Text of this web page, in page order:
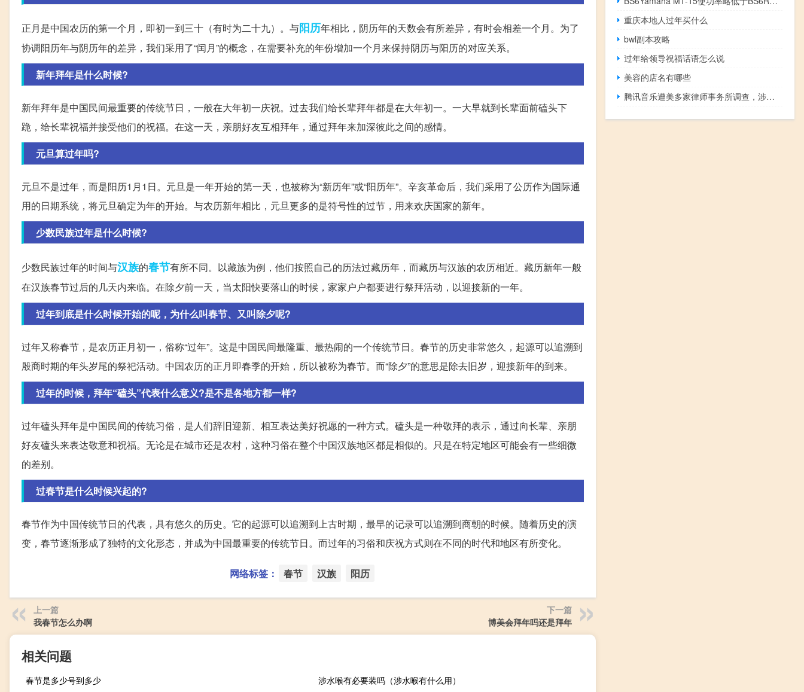
正月是中国农历的第一个月，即初一到三十（有时为二十九）。与阳历年相比，阴历年的天数会有所差异，有时会相差一个月。为了
协调阳历年与阴历年的差异，我们采用了“闰月”的概念，在需要补充的年份增加一个月来保持阴历与阳历的对应关系。
新年拜年是什么时候?
新年拜年是中国民间最重要的传统节日，一般在大年初一庆祝。过去我们给长辈拜年都是在大年初一。一大早就到长辈面前磕头下
跪，给长辈祝福并接受他们的祝福。在这一天，亲朋好友互相拜年，通过拜年来加深彼此之间的感情。
元旦算过年吗?
元旦不是过年，而是阳历1月1日。元旦是一年开始的第一天，也被称为“新历年”或“阳历年”。辛亥革命后，我们采用了公历作为国际通
用的日期系统，将元旦确定为年的开始。与农历新年相比，元旦更多的是符号性的过节，用来欢庆国家的新年。
少数民族过年是什么时候?
少数民族过年的时间与汉族的春节有所不同。以藏族为例，他们按照自己的历法过藏历年，而藏历与汉族的农历相近。藏历新年一般
在汉族春节过后的几天内来临。在除夕前一天，当太阳快要落山的时候，家家户户都要进行祭拜活动，以迎接新的一年。
过年到底是什么时候开始的呢，为什么叫春节、又叫除夕呢?
过年又称春节，是农历正月初一，俗称“过年”。这是中国民间最隆重、最热闹的一个传统节日。春节的历史非常悠久，起源可以追溯到
殷商时期的年头岁尾的祭祀活动。中国农历的正月即春季的开始，所以被称为春节。而“除夕”的意思是除去旧岁，迎接新年的到来。
过年的时候，拜年“磕头”代表什么意义?是不是各地方都一样?
过年磕头拜年是中国民间的传统习俗，是人们辞旧迎新、相互表达美好祝愿的一种方式。磕头是一种敬拜的表示，通过向长辈、亲朋
好友磕头来表达敬意和祝福。无论是在城市还是农村，这种习俗在整个中国汉族地区都是相似的。只是在特定地区可能会有一些细微
的差别。
过春节是什么时候兴起的?
春节作为中国传统节日的代表，具有悠久的历史。它的起源可以追溯到上古时期，最早的记录可以追溯到商朝的时候。随着历史的演
变，春节逐渐形成了独特的文化形态，并成为中国最重要的传统节日。而过年的习俗和庆祝方式则在不同的时代和地区有所变化。
网络标签： 春节 汉族 阳历
上一篇
我春节怎么办啊
下一篇
博美会拜年吗还是拜年
相关问题
春节是多少号到多少 涉水喉有必要装吗（涉水喉有什么用）
重庆本地人过年买什么
bwl副本攻略
过年给领导祝福话语怎么说
美容的店名有哪些
腾讯音乐遭美多家律师事务所调查，涉嫌违反相关法律